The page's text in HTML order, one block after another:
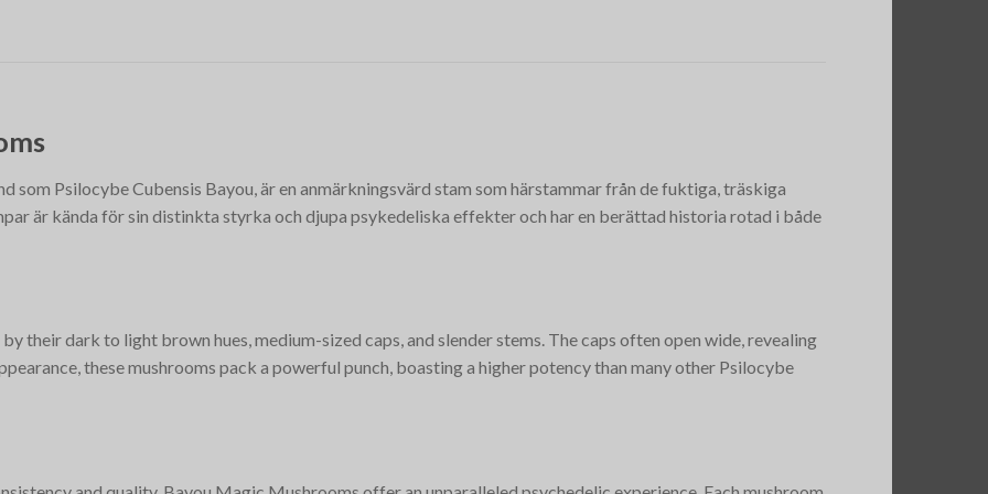
som Psilocybe Cubensis Bayou, är en anmärkningsvärd stam som härstammar från de fuktiga, träskiga
är kända för sin distinkta styrka och djupa psykedeliska effekter och har en berättad historia rotad i både
their dark to light brown hues, medium-sized caps, and slender stems. The caps often open wide, revealing
these mushrooms pack a powerful punch, boasting a higher potency than many other Psilocybe